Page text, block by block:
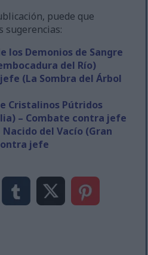
puede que
sugerencias:
los Demonios de Sangre
del Río)
(La Sombra del Árbol
Cristalinos Pútridos
– Combate contra jefe
Nacido del Vacío (Gran
jefe